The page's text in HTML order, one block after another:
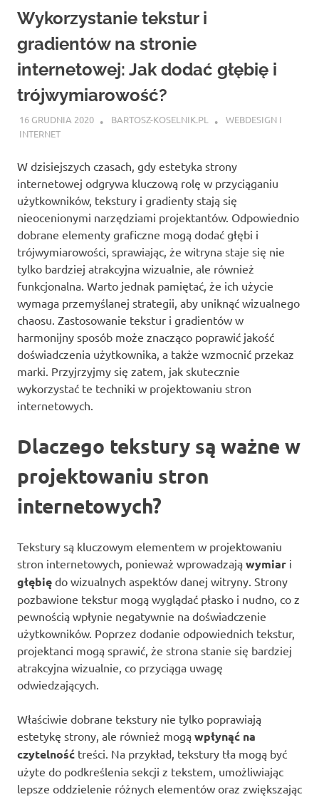
Wykorzystanie tekstur i
gradientów na stronie
internetowej: Jak dodać głębię i
trójwymiarowość?
16 GRUDNIA 2020 BARTOSZ-KOSELNIK.PL
WEBDESIGN I
INTERNET
W dzisiejszych czasach, gdy estetyka strony
internetowej odgrywa kluczową rolę w przyciąganiu
użytkowników, tekstury i gradienty stają się
nieocenionymi narzędziami projektantów. Odpowiednio
dobrane elementy graficzne mogą dodać głębi i
trójwymiarowości, sprawiając, że witryna staje się nie
tylko bardziej atrakcyjna wizualnie, ale również
funkcjonalna. Warto jednak pamiętać, że ich użycie
wymaga przemyślanej strategii, aby uniknąć wizualnego
chaosu. Zastosowanie tekstur i gradientów w
harmonijny sposób może znacząco poprawić jakość
doświadczenia użytkownika, a także wzmocnić przekaz
marki. Przyjrzyjmy się zatem, jak skutecznie
wykorzystać te techniki w projektowaniu stron
internetowych.
Dlaczego tekstury są ważne w
projektowaniu stron
internetowych?
Tekstury są kluczowym elementem w projektowaniu
stron internetowych, ponieważ wprowadzają wymiar i
głębię do wizualnych aspektów danej witryny. Strony
pozbawione tekstur mogą wyglądać płasko i nudno, co z
pewnością wpłynie negatywnie na doświadczenie
użytkowników. Poprzez dodanie odpowiednich tekstur,
projektanci mogą sprawić, że strona stanie się bardziej
atrakcyjna wizualnie, co przyciąga uwagę
odwiedzających.
Właściwie dobrane tekstury nie tylko poprawiają
estetykę strony, ale również mogą wpłynąć na
czytelność treści. Na przykład, tekstury tła mogą być
użyte do podkreślenia sekcji z tekstem, umożliwiając
lepsze oddzielenie różnych elementów oraz zwiększając